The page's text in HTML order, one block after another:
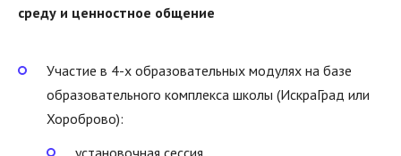
среду и ценностное общение
Участие в 4-х образовательных модулях на базе
образовательного комплекса школы (ИскраГрад или
Хороброво):